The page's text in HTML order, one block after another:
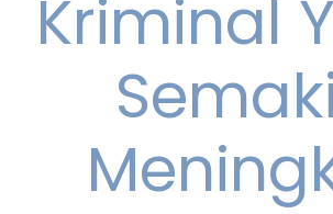
Kriminal